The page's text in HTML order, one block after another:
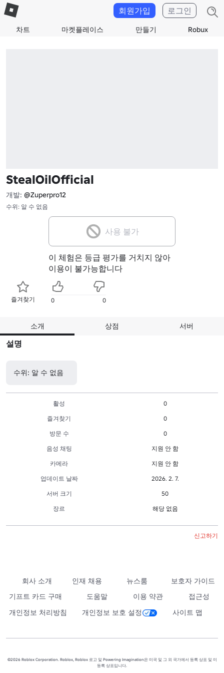
차트 마켓플레이스 만들기 Robux
회원가입 로그인
StealOilOfficial
개발: @Zuperpro12
수위: 알 수 없음
사용 불가
이 체험은 등급 평가를 거치지 않아
이용이 불가능합니다
즐겨찾기 0 0
소개 상점 서버
설명
수위: 알 수 없음
활성
0
즐겨찾기
0
방문 수
0
음성 채팅
지원 안 함
카메라
지원 안 함
업데이트 날짜
2026. 2. 7.
서버 크기
50
장르
해당 없음
신고하기
회사 소개 인재 채용 뉴스룸
보호자 가이드
기프트 카드 구매
도움말 이용 약관
접근성
개인정보 처리방침
개인정보 보호 설정 사이트 맵
©2026 Roblox Corporation. Roblox, Roblox 로고 및 Powering Imagination은 미국 및 그 외 국가에서 등록 상표 및 미
등록 상표입니다.